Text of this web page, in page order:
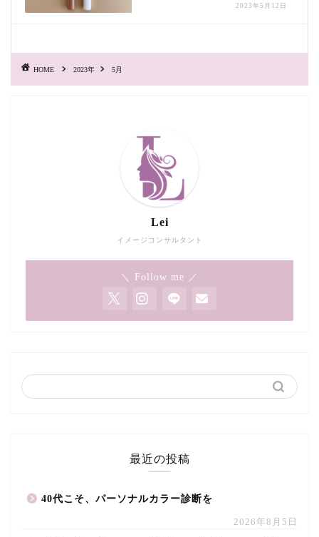
2023年5月12日
HOME 2023年 5月
イメージコンサルタント
Lei
＼ Follow me ／
最近の投稿
40代こそ、パーソナルカラー診断を
2026年8月5日